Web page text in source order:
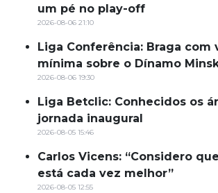
um pé no play-off
2026-08-06 21:10
Liga Conferência: Braga com
mínima sobre o Dínamo
2026-08-06 19:30
Liga Betclic: Conhecidos os
jornada inaugural
2026-08-05 15:46
Carlos Vicens: “Considero
está cada vez melhor”
2026-08-05 12:55